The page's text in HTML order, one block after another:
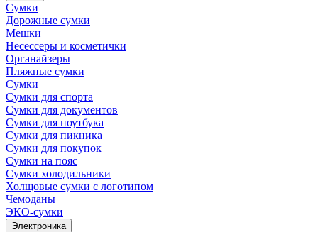
Сумки
Дорожные сумки
Мешки
Несессеры и косметички
Органайзеры
Пляжные сумки
Сумки
Сумки для спорта
Сумки для документов
Сумки для ноутбука
Сумки для пикника
Сумки для покупок
Сумки на пояс
Сумки холодильники
Холщовые сумки с логотипом
Чемоданы
ЭКО-сумки
Электроника